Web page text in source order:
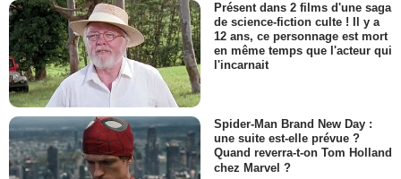
Présent dans 2 films d'une saga
de science-fiction culte ! Il y a
12 ans, ce personnage est mort
en même temps que l'acteur qui
l'incarnait
Spider-Man Brand New Day :
une suite est-elle prévue ?
Quand reverra-t-on Tom Holland
chez Marvel ?